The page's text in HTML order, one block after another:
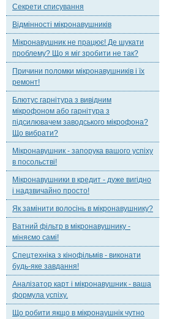
Секрети списування
Відмінності мікронавушників
Мікронавушник не працює! Де шукати
проблему? Що я міг зробити не так?
Причини поломки мікронавушників і їх
ремонт!
Блютус гарнітура з вивідним
мікрофоном або гарнітура з
підсилювачем заводського мікрофона?
Що вибрати?
Мікронавушник - запорука вашого успіху
в посольстві!
Мікронавушники в кредит - дуже вигідно
і надзвичайно просто!
Як замінити волосінь в мікронавушнику?
Ватний фільтр в мікронавушнику -
міняємо самі!
Спецтехніка з кінофільмів - виконати
будь-яке завдання!
Аналізатор карт і мікронавушник - ваша
формула успіху.
Що робити якщо в мікронаушнік чутно